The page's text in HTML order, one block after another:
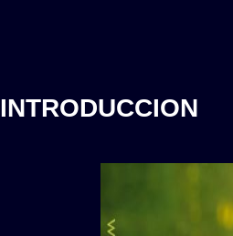
INTRODUCCION